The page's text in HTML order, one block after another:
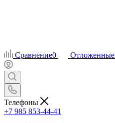
Сравнение0 Отложенные
Телефоны
+7 985 853-44-41